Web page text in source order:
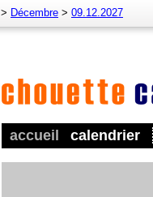
accueil calendrier
> Décembre > 09.12.2027